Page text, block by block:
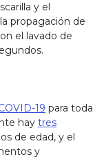
y el
propagación de
el lavado de
19 para toda
hay tres
de edad, y el
y